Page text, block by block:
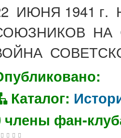
ИЮНЯ 1941
НА
Каталог:
члены фан-